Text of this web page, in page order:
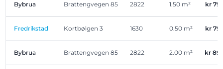
Bybrua Brattengvegen 85 2822 1.50 m² kr
Fredrikstad Kortbølgen 3 1630 0.50 m² kr
Bybrua Brattengvegen 85 2822 2.00 m² kr